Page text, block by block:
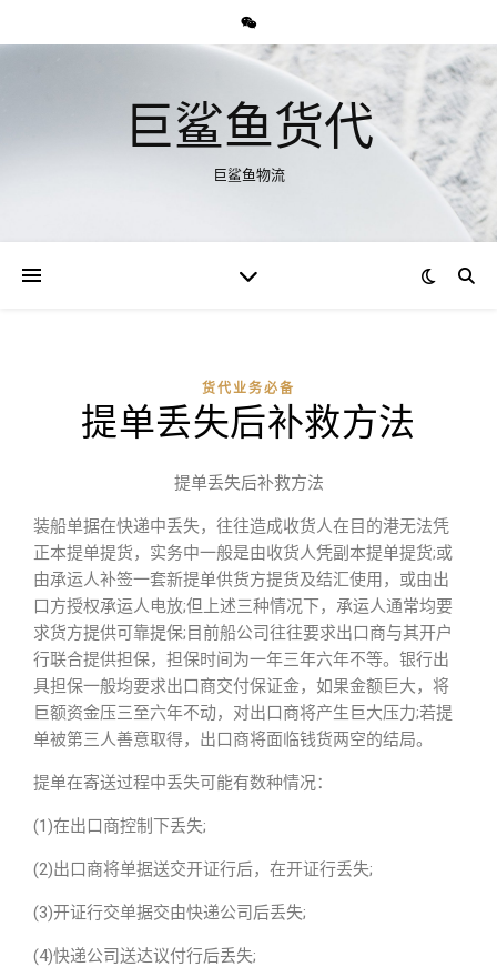
巨鲨鱼货代
巨鲨鱼物流
货代业务必备
提单丢失后补救方法
提单丢失后补救方法
装船单据在快递中丢失，往往造成收货人在目的港无法凭
正本提单提货，实务中一般是由收货人凭副本提单提货;或
由承运人补签一套新提单供货方提货及结汇使用，或由出
口方授权承运人电放;但上述三种情况下，承运人通常均要
求货方提供可靠提保;目前船公司往往要求出口商与其开户
行联合提供担保，担保时间为一年三年六年不等。银行出
具担保一般均要求出口商交付保证金，如果金额巨大，将
巨额资金压三至六年不动，对出口商将产生巨大压力;若提
单被第三人善意取得，出口商将面临钱货两空的结局。
提单在寄送过程中丢失可能有数种情况：
(1)在出口商控制下丢失;
(2)出口商将单据送交开证行后，在开证行丢失;
(3)开证行交单据交由快递公司后丢失;
(4)快递公司送达议付行后丢失;